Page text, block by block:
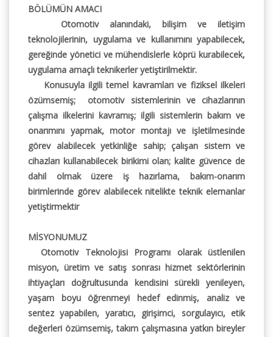
BÖLÜMÜN AMACI
Otomotiv alanındaki, bilişim ve iletişim
teknolojilerinin, uygulama ve kullanımını yapabilecek,
gereğinde yönetici ve mühendislerle köprü kurabilecek,
uygulama amaçlı teknikerler yetiştirilmektir.
Konusuyla ilgili temel kavramları ve fiziksel ilkeleri
özümsemiş; otomotiv sistemlerinin ve cihazlarının
çalışma ilkelerini kavramış; ilgili sistemlerin bakım ve
onarımını yapmak, motor montajı ve işletilmesinde
görev alabilecek yetkinliğe sahip; çalışan sistem ve
cihazları kullanabilecek birikimi olan; kalite güvence de
dahil olmak üzere iş hazırlama, bakım-onarım
birimlerinde görev alabilecek nitelikte teknik elemanlar
yetiştirmektir
MİSYONUMUZ
Otomotiv Teknolojisi Programı olarak üstlenilen
misyon, üretim ve satış sonrası hizmet sektörlerinin
ihtiyaçları doğrultusunda kendisini sürekli yenileyen,
yaşam boyu öğrenmeyi hedef edinmiş, analiz ve
sentez yapabilen, yaratıcı, girişimci, sorgulayıcı, etik
değerleri özümsemiş, takım çalışmasına yatkın bireyler